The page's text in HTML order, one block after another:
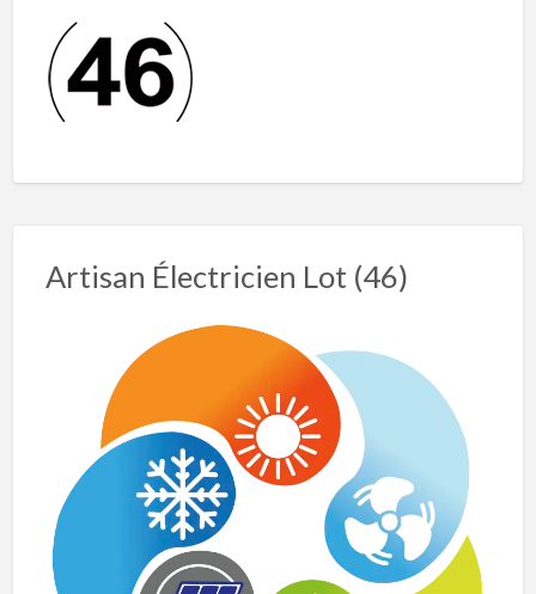
Artisan Électricien Lot (46)